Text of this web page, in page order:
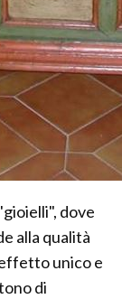
dove
alla qualità
unico e
di